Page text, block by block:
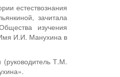
естествознания
зачитала
изучения
И.И. Манухина в
Т.М.